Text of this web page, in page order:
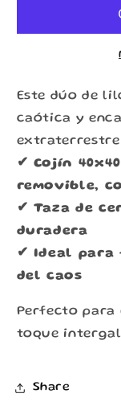
–
Ohana
–
Este dúo de
caótica y
extraterrestre
✔ Cojín
removible,
✔ Taza de
duradera
✔ Ideal para
del caos
Perfecto para
toque
Share